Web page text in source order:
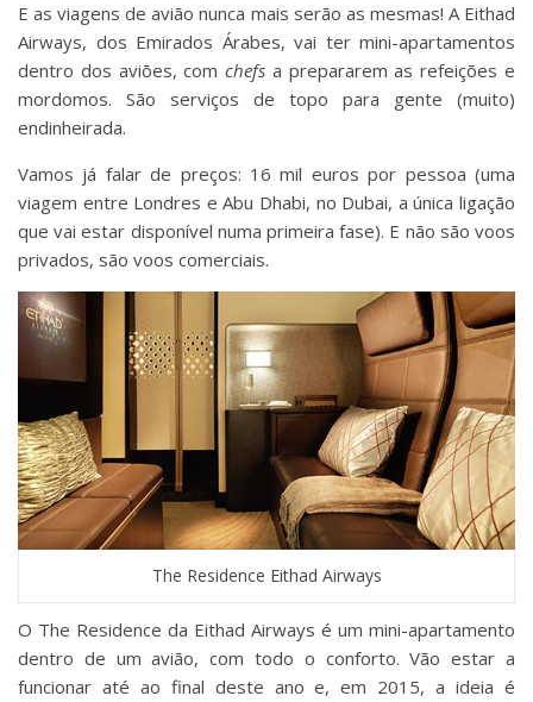
E as viagens de avião nunca mais serão as mesmas! A Eithad
Airways, dos Emirados Árabes, vai ter mini-apartamentos
dentro dos aviões, com chefs a prepararem as refeições e
mordomos. São serviços de topo para gente (muito)
endinheirada.
Vamos já falar de preços: 16 mil euros por pessoa (uma
viagem entre Londres e Abu Dhabi, no Dubai, a única ligação
que vai estar disponível numa primeira fase). E não são voos
privados, são voos comerciais.
The Residence Eithad Airways
O The Residence da Eithad Airways é um mini-apartamento
dentro de um avião, com todo o conforto. Vão estar a
funcionar até ao final deste ano e, em 2015, a ideia é